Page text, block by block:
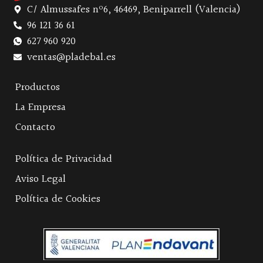
C/ Almussafes nº6, 46469, Beniparrell (Valencia)
96 121 36 61
627 960 920
ventas@pladebal.es
Productos
La Empresa
Contacto
Política de Privacidad
Aviso Legal
Política de Cookies